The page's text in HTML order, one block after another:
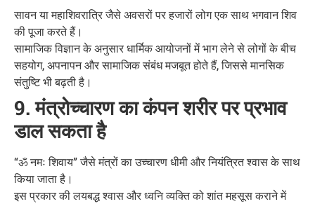
सावन या महाशिवरात्रि जैसे अवसरों पर हजारों लोग एक साथ भगवान शिव
की पूजा करते हैं।
सामाजिक विज्ञान के अनुसार धार्मिक आयोजनों में भाग लेने से लोगों के बीच
सहयोग, अपनापन और सामाजिक संबंध मजबूत होते हैं, जिससे मानसिक
संतुष्टि भी बढ़ती है।
9. मंत्रोच्चारण का कंपन शरीर पर प्रभाव
डाल सकता है
“ॐ नमः शिवाय” जैसे मंत्रों का उच्चारण धीमी और नियंत्रित श्वास के साथ
किया जाता है।
इस प्रकार की लयबद्ध श्वास और ध्वनि व्यक्ति को शांत महसूस कराने में